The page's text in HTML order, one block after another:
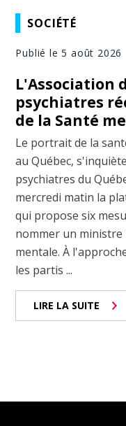
SOCIÉTÉ
Publié le 5 août 2026
L'Association
psychiatres
de la Santé
Le portrait de la
au Québec,
psychiatres du
mercredi matin la
qui propose six
nommer un ministre
mentale. À
les partis ...
LIRE LA SUITE